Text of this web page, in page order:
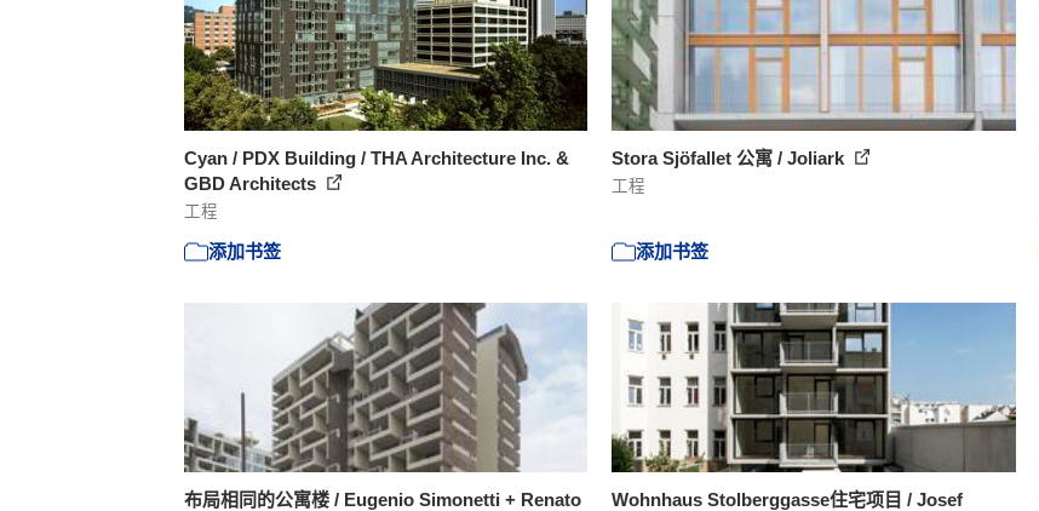
Cyan / PDX Building / THA Architecture Inc. &
GBD Architects
工程
添加书签
Stora Sjöfallet 公寓 / Joliark
工程
添加书签
布局相同的公寓楼 / Eugenio Simonetti + Renato
Wohnhaus Stolberggasse住宅项目 / Josef